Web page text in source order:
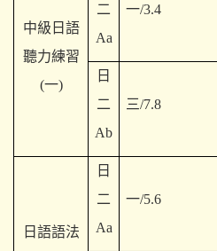
中級日語
聽力練習
(一)
二
Aa
一/3.4
日
二
Ab
三/7.8
日語語法
日
二
Aa
一/5.6